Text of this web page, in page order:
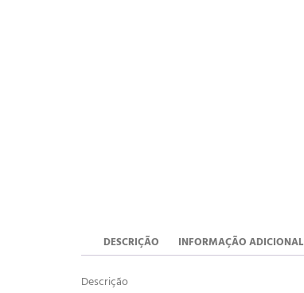
DESCRIÇÃO INFORMAÇÃO ADICIONAL
Descrição